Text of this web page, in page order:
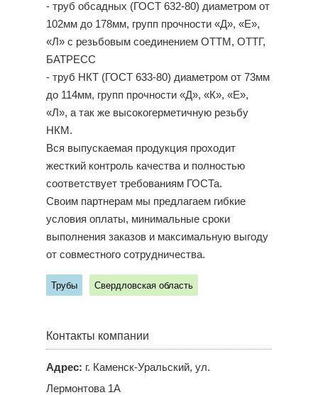
- труб обсадных (ГОСТ 632-80) диаметром от
102мм до 178мм, групп прочности «Д», «Е»,
«Л» с резьбовым соединением ОТТМ, ОТТГ,
БАТРЕСС
- труб НКТ (ГОСТ 633-80) диаметром от 73мм
до 114мм, групп прочности «Д», «К», «Е»,
«Л», а так же высокогерметичную резьбу
НКМ.
Вся выпускаемая продукция проходит
жесткий контроль качества и полностью
соответствует требованиям ГОСТа.
Своим партнерам мы предлагаем гибкие
условия оплаты, минимальные сроки
выполнения заказов и максимальную выгоду
от совместного сотрудничества.
Трубы Свердловская область
Контакты компании
Адрес: г. Каменск-Уральский, ул.
Лермонтова 1А